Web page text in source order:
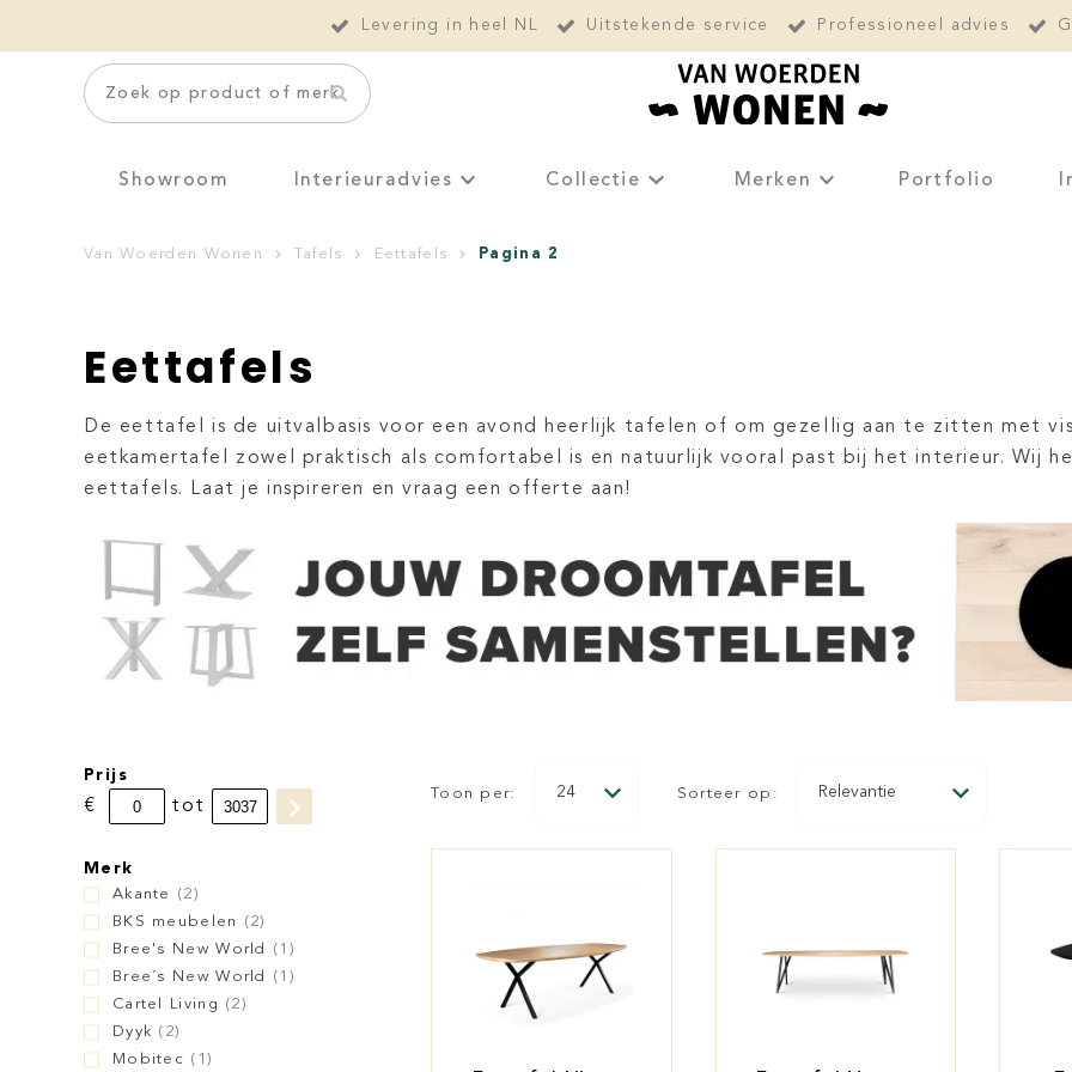
Levering in heel NL Uitstekende service Professioneel advies
Zoek op product of merk
Showroom Interieuradvies Collectie Merken Portfolio
Van Woerden Wonen Tafels Eettafels Pagina 2
Eettafels
De eettafel is de uitvalbasis voor een avond heerlijk tafelen of om gezellig aan te zitten met
eetkamertafel zowel praktisch als comfortabel is en natuurlijk vooral past bij het interieur. Wij
eettafels. Laat je inspireren en vraag een offerte aan!
Prijs
€
tot
Merk
Akante (2)
BKS meubelen (2)
Bree's New World (1)
Bree´s New World (1)
Cartel Living (2)
Dyyk (2)
Mobitec (1)
Toon per: Sorteer op: